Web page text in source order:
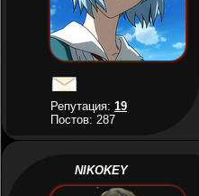
Репутация:19
Постов: 287
NIKOKEY